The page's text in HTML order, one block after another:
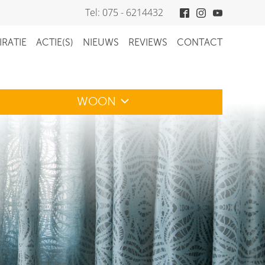
Tel: 075 - 6214432
ACTIE(S) NIEUWS REVIEWS CONTACT
WOON